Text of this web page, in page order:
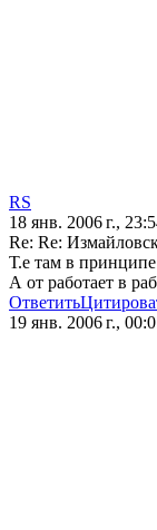
RS
18 янв. 2006 г.,
Re: Re:
Т.е там в принципе
А от работает в
Ответить
19 янв. 2006 г.,